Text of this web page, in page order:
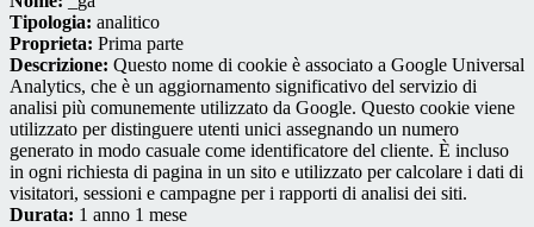
Tipologia: analitico
Proprieta: Prima parte
Descrizione: Questo nome di cookie è associato a Google Universal
Analytics, che è un aggiornamento significativo del servizio di
analisi più comunemente utilizzato da Google. Questo cookie viene
utilizzato per distinguere utenti unici assegnando un numero
generato in modo casuale come identificatore del cliente. È incluso
in ogni richiesta di pagina in un sito e utilizzato per calcolare i dati di
visitatori, sessioni e campagne per i rapporti di analisi dei siti.
Durata: 1 anno 1 mese